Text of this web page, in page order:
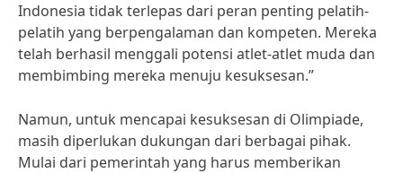
Indonesia tidak terlepas dari peran penting pelatih-
pelatih yang berpengalaman dan kompeten. Mereka
telah berhasil menggali potensi atlet-atlet muda dan
membimbing mereka menuju kesuksesan.”
Namun, untuk mencapai kesuksesan di Olimpiade,
masih diperlukan dukungan dari berbagai pihak.
Mulai dari pemerintah yang harus memberikan